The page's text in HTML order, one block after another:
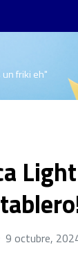
friki eh"
9 octubre,